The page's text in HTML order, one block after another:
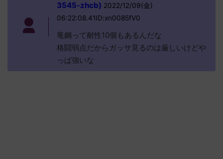
3545-zhcb) 2022/12/09(金)
06:22:08.41ID:xn0085fV0
竜鋼って耐性10個もあるんだな
格闘弱点だからガッサ見るのは厳しいけどや
っぱ強いな